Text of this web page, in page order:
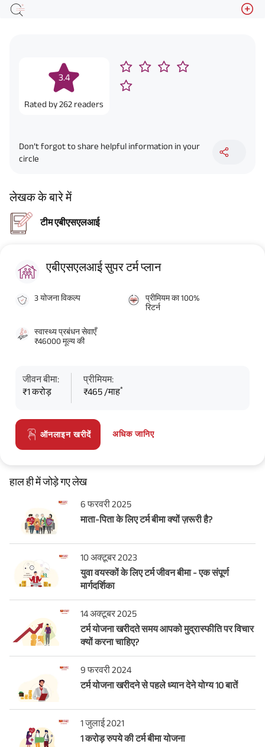
3.4
Rated by262 readers
Don’t forgot to share helpful information in your
circle
लेखक के बारे में
टीम एबीएसएलआई
एबीएसएलआई सुपर टर्म प्लान
3 योजना विकल्प
प्रीमियम का 100%
रिटर्न
स्वास्थ्य प्रबंधन सेवाएँ
₹46000 मूल्य की
जीवन बीमा:
₹1 करोड़
प्रीमियम:
₹465 /माह*
ऑनलाइन खरीदें अधिक जानिए
हाल ही में जोड़े गए लेख
6 फरवरी 2025
माता-पिता के लिए टर्म बीमा क्यों ज़रूरी है?
10 अक्टूबर 2023
युवा वयस्कों के लिए टर्म जीवन बीमा - एक संपूर्ण
मार्गदर्शिका
14 अक्टूबर 2025
टर्म योजना खरीदते समय आपको मुद्रास्फीति पर विचार
क्यों करना चाहिए?
9 फरवरी 2024
टर्म योजना खरीदने से पहले ध्यान देने योग्य 10 बातें
1 जुलाई 2021
1 करोड़ रुपये की टर्म बीमा योजना